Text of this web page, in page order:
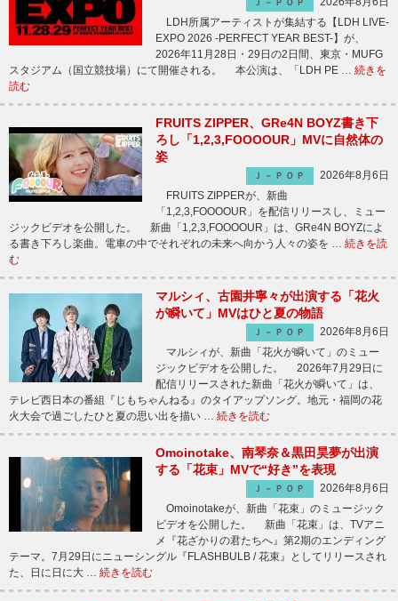
Ｊ－ＰＯＰ
LDH所属アーティストが集結する【LDH LIVE-
EXPO 2026 -PERFECT YEAR BEST-】が、
2026年11月28日・29日の2日間、東京・MUFG
スタジアム（国立競技場）にて開催される。 本公演は、「LDH PE … 続きを
読む
FRUITS ZIPPER、GRe4N BOYZ書き下
ろし「1,2,3,FOOOOUR」MVに自然体の
姿
Ｊ－ＰＯＰ
2026年8月6日
FRUITS ZIPPERが、新曲
「1,2,3,FOOOOUR」を配信リリースし、ミュー
ジックビデオを公開した。 新曲「1,2,3,FOOOOUR」は、GRe4N BOYZによ
る書き下ろし楽曲。電車の中でそれぞれの未来へ向かう人々の姿を … 続きを読
む
マルシィ、古園井寧々が出演する「花火
が瞬いて」MVはひと夏の物語
Ｊ－ＰＯＰ
2026年8月6日
マルシィが、新曲「花火が瞬いて」のミュー
ジックビデオを公開した。 2026年7月29日に
配信リリースされた新曲「花火が瞬いて」は、
テレビ西日本の番組『じもちゃんねる』のタイアップソング。地元・福岡の花
火大会で過ごしたひと夏の思い出を描い … 続きを読む
Omoinotake、南琴奈＆黒田昊夢が出演
する「花束」MVで“好き”を表現
Ｊ－ＰＯＰ
2026年8月6日
Omoinotakeが、新曲「花束」のミュージック
ビデオを公開した。 新曲「花束」は、TVアニ
メ『花ざかりの君たちへ』第2期のエンディング
テーマ。7月29日にニューシングル『FLASHBULB / 花束』としてリリースされ
た、日に日に大 … 続きを読む